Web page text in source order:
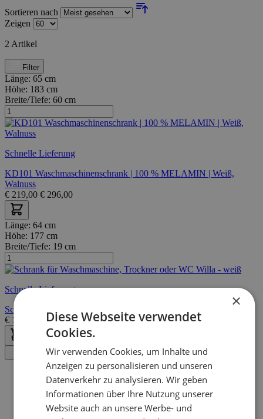
Sortieren nach
Zeigen
2 Artikel
Filter
Länge: 65 cm
Höhe: 183 cm
Breite/Tiefe: 60 cm
Schnelle Lieferung
KD101 Waschmaschinenschrank | 100 % MELAMIN | Weiß,
Walnuss
€ 219,00 € 296,00
Länge: 64 cm
Höhe: 177 cm
Breite/Tiefe: 19 cm
Schnelle Lieferung
Schrank für Waschmaschine, Trockner oder WC Willa - weiß
€ 109,00 169,00
×
Diese Webseite verwendet
Cookies.
Wir verwenden Cookies, um Inhalte und
Anzeigen zu personalisieren und unseren
Datenverkehr zu analysieren. Wir geben
Informationen über Ihre Nutzung unserer
Website auch an unsere Werbe- und